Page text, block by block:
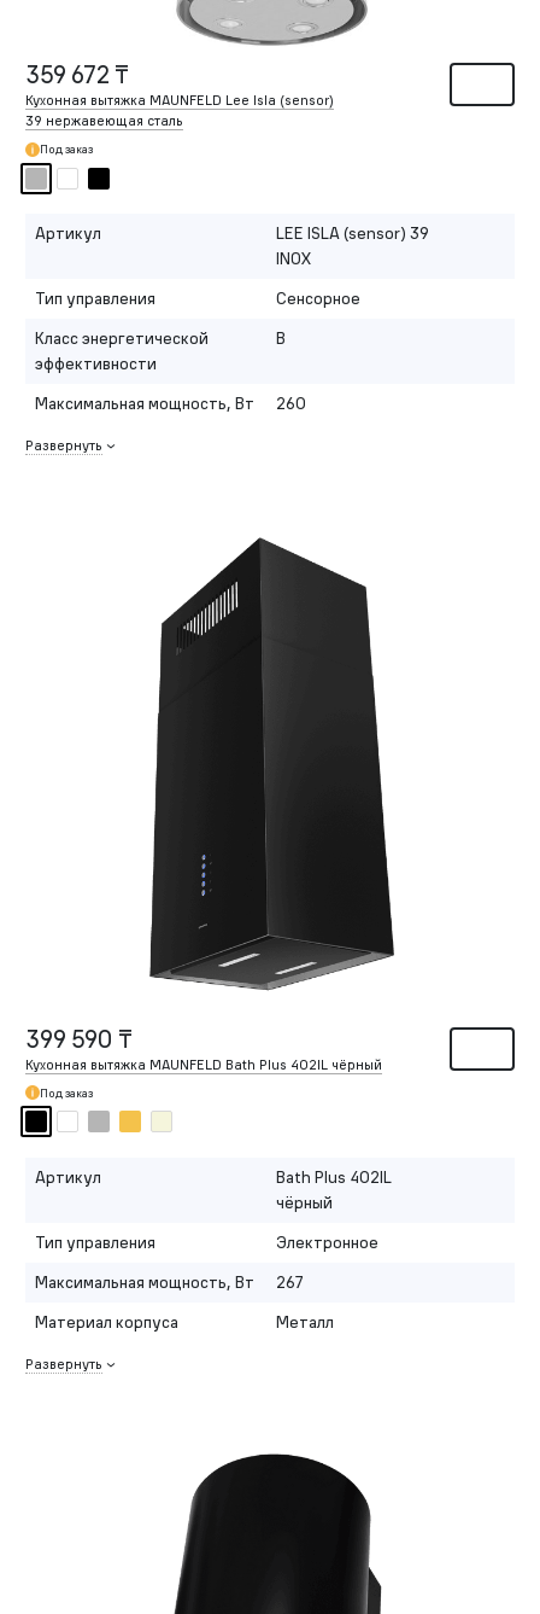
359 672 ₸
Кухонная вытяжка MAUNFELD Lee Isla (sensor)
39 нержавеющая сталь
Под заказ
Артикул
LEE ISLA (sensor) 39
INOX
Тип управления
Сенсорное
Класс энергетической
эффективности
B
Максимальная мощность, Вт 260
Развернуть
399 590 ₸
Кухонная вытяжка MAUNFELD Bath Plus 402IL чёрный
Под заказ
Артикул
Bath Plus 402IL
чёрный
Тип управления
Электронное
Максимальная мощность, Вт
267
Материал корпуса
Металл
Развернуть